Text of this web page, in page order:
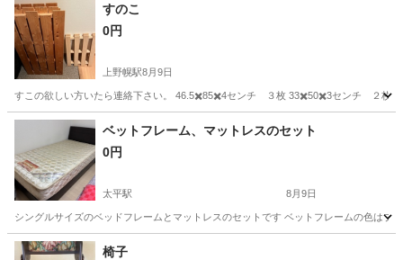
すのこ
0円
上野幌駅8月9日
すこの欲しい方いたら連絡下さい。 46.5✖️85✖️4センチ ３枚 33✖️50✖️3センチ ２枚 状
北海道 札幌市 上野幌駅
ベットフレーム、マットレスのセット
0円
太平駅 8月9日
シングルサイズのベッドフレームとマットレスのセットです ベットフレームの色は
北海道 石狩市 太平駅
椅子